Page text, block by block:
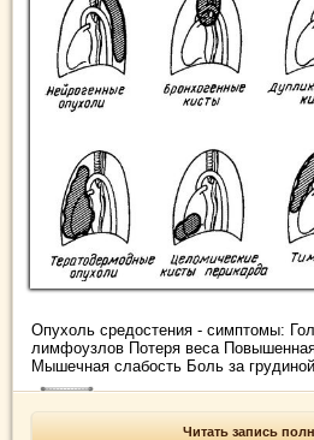
Опухоль средостения - симптомы:
лимфоузлов Потеря веса
Мышечная слабость Боль за
Читать запись